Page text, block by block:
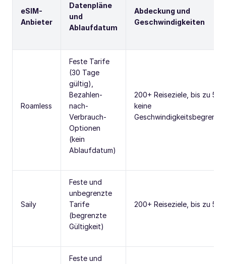
eSIM-
Anbieter
Datenpläne
und
Ablaufdatum
Abdeckung und
Geschwindigkeiten
Roamless
Feste Tarife
(30 Tage
gültig),
Bezahlen-
nach-
Verbrauch-
Optionen
(kein
Ablaufdatum)
200+ Reiseziele, bis zu 5G,
keine
Saily
Feste und
unbegrenzte
Tarife
(begrenzte
Gültigkeit)
200+ Reiseziele, bis zu 5G
Feste und